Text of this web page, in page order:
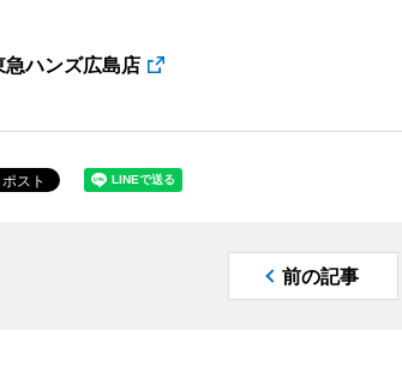
急ハンズ広島店
前の記事